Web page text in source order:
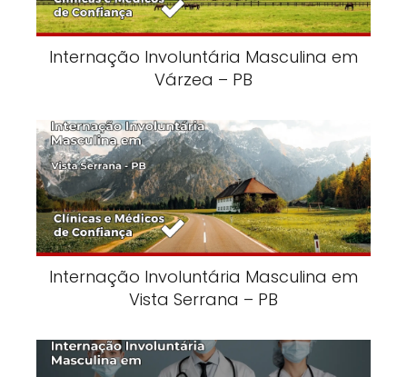
Internação Involuntária Masculina em
Várzea – PB
Internação Involuntária Masculina em
Vista Serrana – PB